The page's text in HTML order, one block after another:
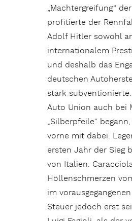
„Machtergreifung“
profitierte der
Adolf Hitler sowohl
internationalem
und deshalb das
deutschen
stark
Auto Union auch bei
„Silberpfeile“
vorne mit dabei.
ersten Jahr der Sieg
von Italien.
Höllenschmerzen
im
Steuer jedoch erst